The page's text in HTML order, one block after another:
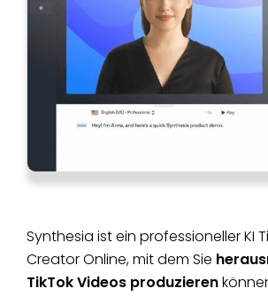
Synthesia ist ein professioneller KI
Creator Online, mit dem Sie
TikTok Videos produzieren